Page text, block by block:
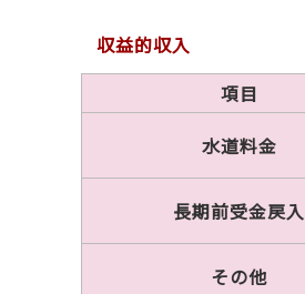
収益的収入
項目
水道料金
長期前受金戻入
その他